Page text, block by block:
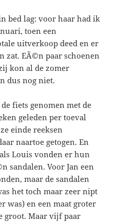
bed lag: voor haar had ik
toen een
uitverkoop deed en er
zat. EÃ©n paar schoenen
kon al de zomer
dus nog niet.
fiets genomen met de
geleden per toeval
einde reeksen
naartoe getogen. En
Louis vonden er hun
sandalen. Voor Jan een
maar de sandalen
het toch maar zeer nipt
was) en een maat groter
groot. Maar vijf paar